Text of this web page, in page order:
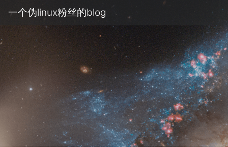
一个伪linux粉丝的blog